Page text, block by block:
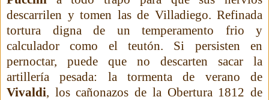
descarrilen y tomen las de Villadiego. Refinada
tortura digna de un temperamento frio y
calculador como el teutón. Si persisten en
pernoctar, puede que no descarten sacar la
artillería pesada: la tormenta de verano de
Vivaldi, los cañonazos de la Obertura 1812 de